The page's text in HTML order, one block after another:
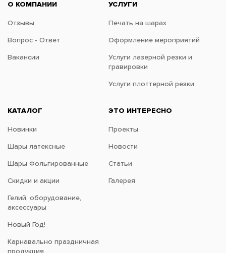
О КОМПАНИИ
Отзывы
Вопрос - Ответ
Вакансии
УСЛУГИ
Печать на шарах
Оформление мероприятий
Услуги лазерной резки и
гравировки
Услуги плоттерной резки
КАТАЛОГ
Новинки
Шары латексные
Шары Фольгированные
Скидки и акции
Гелий, оборудование,
аксессуары
Новый Год!
Карнавально праздничная
продукция
ЭТО ИНТЕРЕСНО
Проекты
Новости
Статьи
Галерея